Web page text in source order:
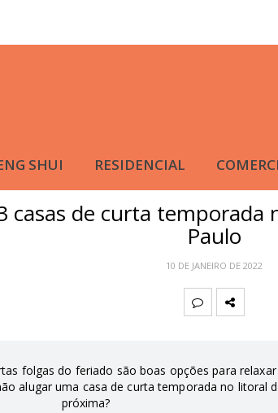
SHUI RESIDENCIAL
VIAGENS
casas de curta temporada
Paulo
10 DE JANEIRO DE 2022
folgas do feriado são boas opções para
alugar uma casa de curta temporada no litoral
próxima?